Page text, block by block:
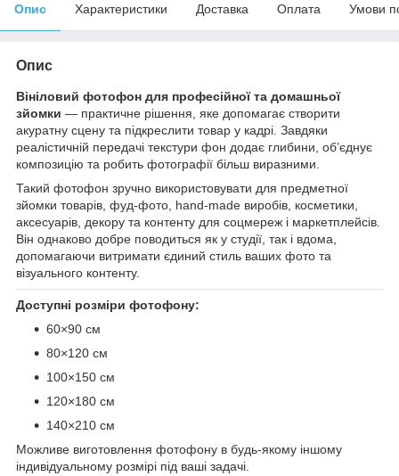
Опис Характеристики Доставка Оплата Умови
Опис
Вініловий фотофон для професійної та домашньої
зйомки — практичне рішення, яке допомагає створити
акуратну сцену та підкреслити товар у кадрі. Завдяки
реалістичній передачі текстури фон додає глибини, об’єднує
композицію та робить фотографії більш виразними.
Такий фотофон зручно використовувати для предметної
зйомки товарів, фуд-фото, hand-made виробів, косметики,
аксесуарів, декору та контенту для соцмереж і маркетплейсів.
Він однаково добре поводиться як у студії, так і вдома,
допомагаючи витримати єдиний стиль ваших фото та
візуального контенту.
Доступні розміри фотофону:
60×90 см
80×120 см
100×150 см
120×180 см
140×210 см
Можливе виготовлення фотофону в будь-якому іншому
індивідуальному розмірі під ваші задачі.